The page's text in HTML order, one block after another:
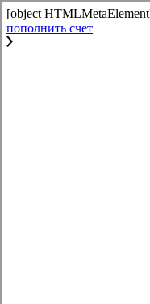
[object
пополнить счет